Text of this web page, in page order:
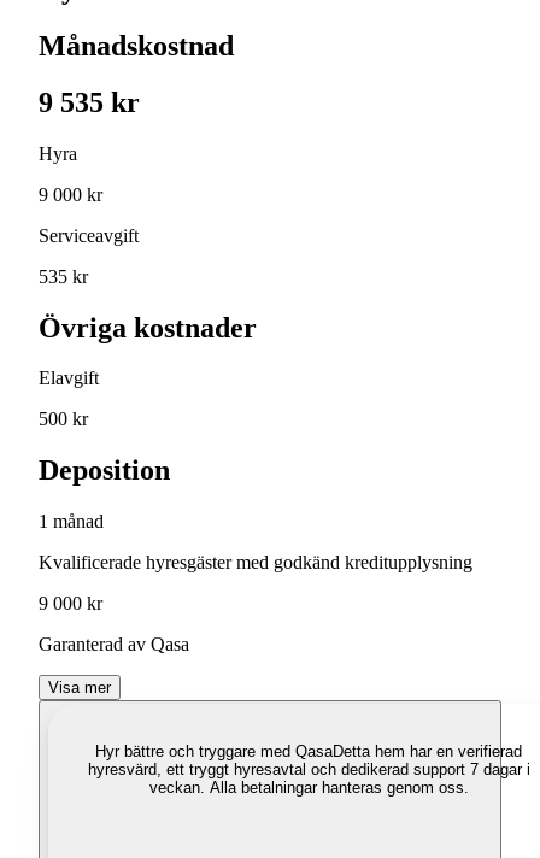
Månadskostnad
9 535 kr
Hyra
9 000 kr
Serviceavgift
535 kr
Övriga kostnader
Elavgift
500 kr
Deposition
1 månad
Kvalificerade hyresgäster med godkänd kreditupplysning
9 000 kr
Garanterad av Qasa
Visa mer
Hyr bättre och tryggare med QasaDetta hem har en verifierad
hyresvärd, ett tryggt hyresavtal och dedikerad support 7 dagar i
veckan. Alla betalningar hanteras genom oss.